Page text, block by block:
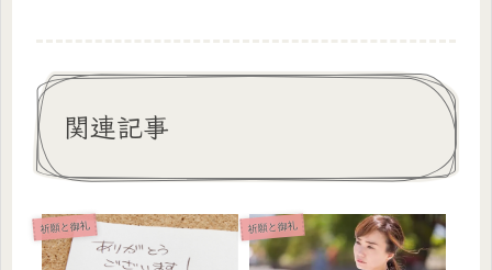
関連記事
祈願と御礼 祈願と御礼